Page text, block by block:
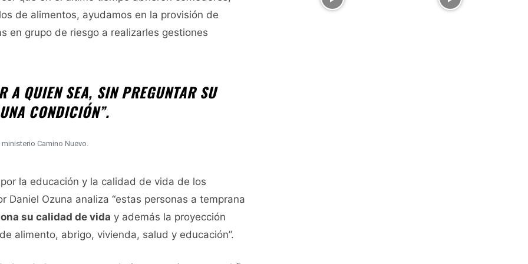
de alimentos, ayudamos en la provisión de
en grupo de riesgo a realizarles gestiones
A QUIEN SEA, SIN PREGUNTAR SU
CONDICIÓN”.
Camino Nuevo.
la educación y la calidad de vida de los
Ozuna analiza “estas personas a temprana
su calidad de vida y además la proyección
alimento, abrigo, vivienda, salud y educación”.